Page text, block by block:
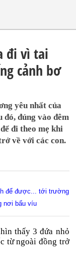
đi vì tai
cảnh bơ
yêu nhất của
đó, đúng vào đêm
đi theo mẹ khi
về với các con.
để được... tới trường
nơi bấu víu
thấy 3 đứa nhỏ
từ ngoài đồng trở